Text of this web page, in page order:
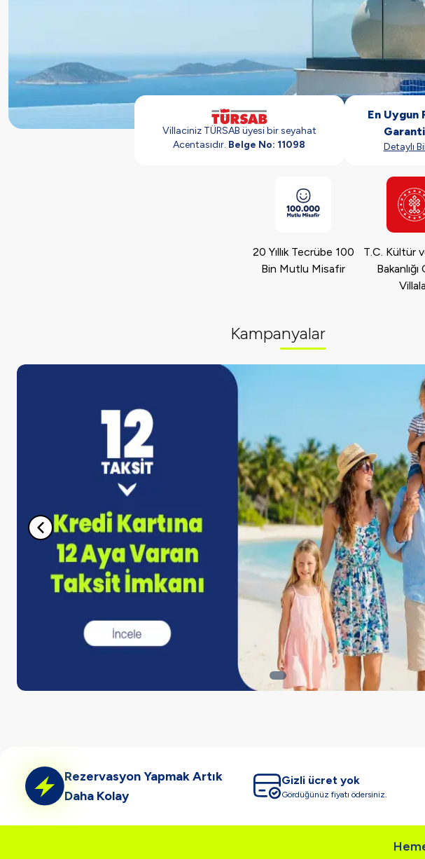
Villaciniz TÜRSAB üyesi bir seyahat
Acentasıdır. Belge No: 11098
En Uygun
Detaylı
20 Yıllık Tecrübe 100
Bin Mutlu Misafir
T.C. Kültür
Bakanlığı
Kampanyalar
Rezervasyon Yapmak Artık
Daha Kolay
Gizli ücret yok
Gördüğünüz fiyatı ödersiniz.